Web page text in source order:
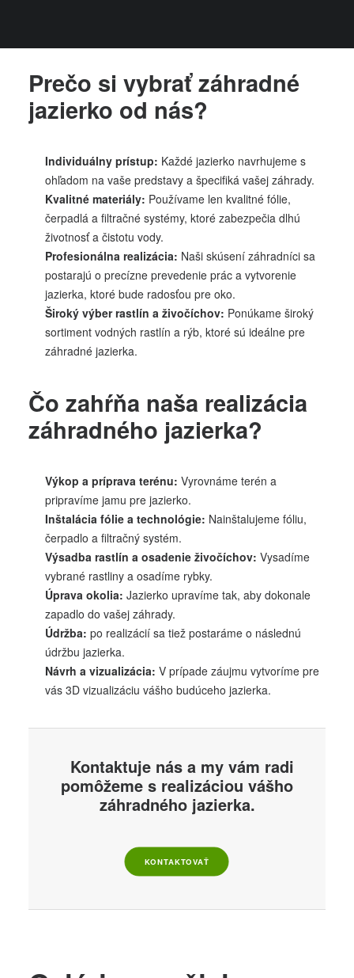
Prečo si vybrať záhradné
jazierko od nás?
Individuálny prístup: Každé jazierko navrhujeme s
ohľadom na vaše predstavy a špecifiká vašej záhrady.
Kvalitné materiály: Používame len kvalitné fólie,
čerpadlá a filtračné systémy, ktoré zabezpečia dlhú
životnosť a čistotu vody.
Profesionálna realizácia: Naši skúsení záhradníci sa
postarajú o precízne prevedenie prác a vytvorenie
jazierka, ktoré bude radosťou pre oko.
Široký výber rastlín a živočíchov: Ponúkame široký
sortiment vodných rastlín a rýb, ktoré sú ideálne pre
záhradné jazierka.
Čo zahŕňa naša realizácia
záhradného jazierka?
Výkop a príprava terénu: Vyrovnáme terén a
pripravíme jamu pre jazierko.
Inštalácia fólie a technológie: Nainštalujeme fóliu,
čerpadlo a filtračný systém.
Výsadba rastlín a osadenie živočíchov: Vysadíme
vybrané rastliny a osadíme rybky.
Úprava okolia: Jazierko upravíme tak, aby dokonale
zapadlo do vašej záhrady.
Údržba: po realizácií sa tiež postaráme o následnú
údržbu jazierka.
Návrh a vizualizácia: V prípade záujmu vytvoríme pre
vás 3D vizualizáciu vášho budúceho jazierka.
Kontaktuje nás a my vám radi
pomôžeme s realizáciou vášho
záhradného jazierka.
KONTAKTOVAŤ